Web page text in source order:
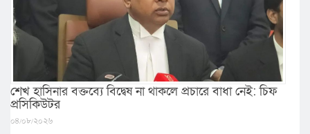
শেখ হাসিনার বক্তব্যে বিদ্বেষ না থাকলে প্রচারে বাধা নেই: চিফ
প্রসিকিউটর
০৪/০৮/২০২৬